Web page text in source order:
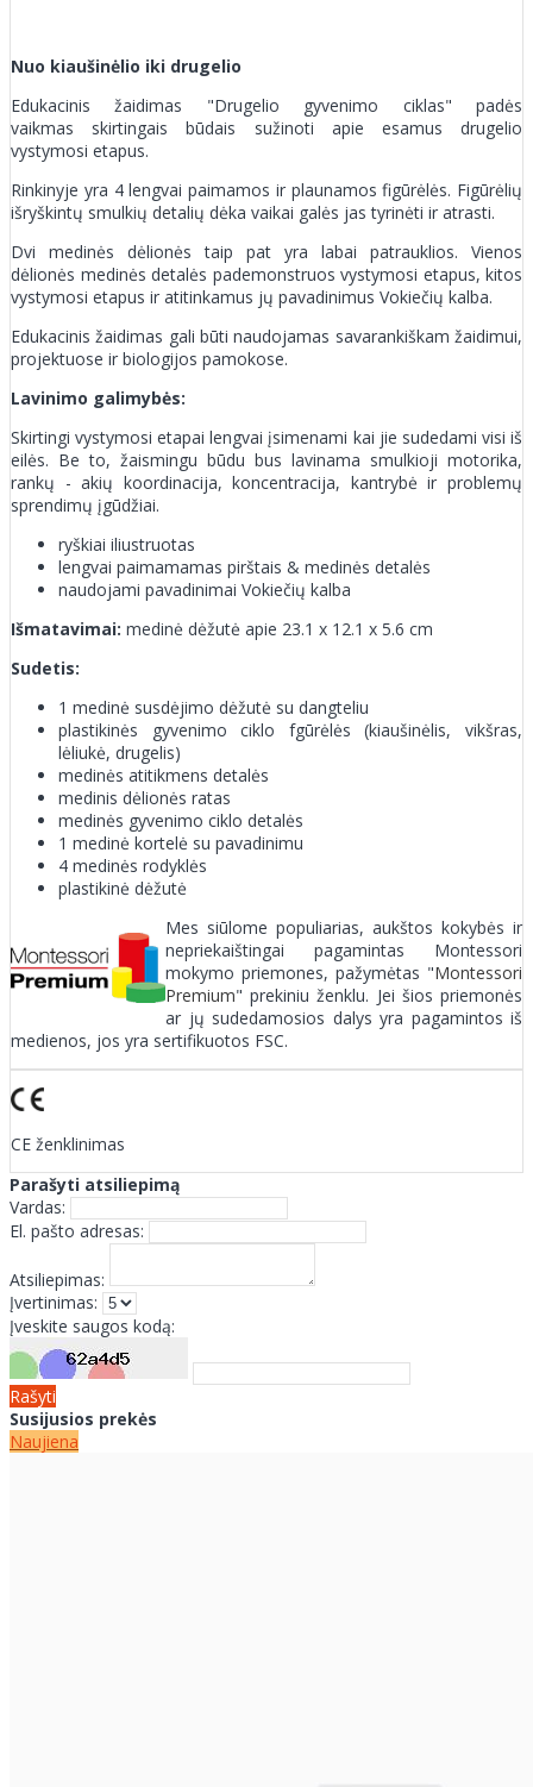
Nuo kiaušinėlio iki drugelio
Edukacinis žaidimas "Drugelio gyvenimo ciklas" padės
vaikmas skirtingais būdais sužinoti apie esamus drugelio
vystymosi etapus.
Rinkinyje yra 4 lengvai paimamos ir plaunamos figūrėlės. Figūrėlių
išryškintų smulkių detalių dėka vaikai galės jas tyrinėti ir atrasti.
Dvi medinės dėlionės taip pat yra labai patrauklios. Vienos
dėlionės medinės detalės pademonstruos vystymosi etapus, kitos
vystymosi etapus ir atitinkamus jų pavadinimus Vokiečių kalba.
Edukacinis žaidimas gali būti naudojamas savarankiškam žaidimui,
projektuose ir biologijos pamokose.
Lavinimo galimybės:
Skirtingi vystymosi etapai lengvai įsimenami kai jie sudedami visi iš
eilės. Be to, žaismingu būdu bus lavinama smulkioji motorika,
rankų - akių koordinacija, koncentracija, kantrybė ir problemų
sprendimų įgūdžiai.
ryškiai iliustruotas
lengvai paimamamas pirštais & medinės detalės
naudojami pavadinimai Vokiečių kalba
Išmatavimai: medinė dėžutė apie 23.1 x 12.1 x 5.6 cm
Sudetis:
1 medinė susdėjimo dėžutė su dangteliu
plastikinės gyvenimo ciklo fgūrėlės (kiaušinėlis, vikšras,
lėliukė, drugelis)
medinės atitikmens detalės
medinis dėlionės ratas
medinės gyvenimo ciklo detalės
1 medinė kortelė su pavadinimu
4 medinės rodyklės
plastikinė dėžutė
Mes siūlome populiarias, aukštos kokybės ir
nepriekaištingai pagamintas Montessori
mokymo priemones, pažymėtas "Montessori
Premium" prekiniu ženklu. Jei šios priemonės
ar jų sudedamosios dalys yra pagamintos iš
medienos, jos yra sertifikuotos FSC.
CE ženklinimas
Parašyti atsiliepimą
Vardas:
El. pašto adresas:
Atsiliepimas:
Įvertinimas:
Įveskite saugos kodą:
Rašyti
Susijusios prekės
Naujiena